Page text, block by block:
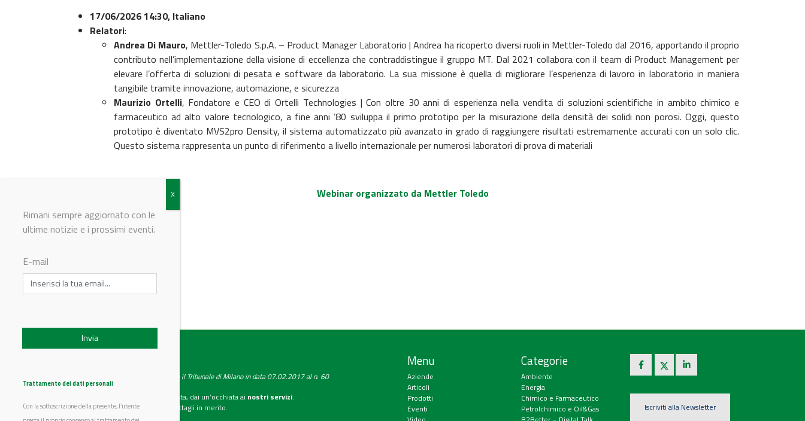
17/06/2026 14:30, Italiano
Relatori:
Andrea Di Mauro, Mettler-Toledo S.p.A. – Product Manager Laboratorio | Andrea ha ricoperto diversi ruoli in Mettler-Toledo dal 2016, apportando il proprio
contributo nell’implementazione della visione di eccellenza che contraddistingue il gruppo MT. Dal 2021 collabora con il team di Product Management per
elevare l’offerta di soluzioni di pesata e software da laboratorio. La sua missione è quella di migliorare l’esperienza di lavoro in laboratorio in maniera
tangibile tramite innovazione, automazione, e sicurezza
Maurizio Ortelli, Fondatore e CEO di Ortelli Technologies | Con oltre 30 anni di esperienza nella vendita di soluzioni scientifiche in ambito chimico e
farmaceutico ad alto valore tecnologico, a fine anni ’80 sviluppa il primo prototipo per la misurazione della densità dei solidi non porosi. Oggi, questo
prototipo è diventato MVS2pro Density, il sistema automatizzato più avanzato in grado di raggiungere risultati estremamente accurati con un solo clic.
Questo sistema rappresenta un punto di riferimento a livello internazionale per numerosi laboratori di prova di materiali
Webinar organizzato da Mettler Toledo
© Riproduzione riservata
Testata giornalistica registrata presso il Tribunale di Milano in data 07.02.2017 al n. 60
Se vuoi diventare nostro inserzionista, dai un’occhiata ai nostri servizi.
Scarica il mediakitper maggiori dettagli in merito.
Menu
Aziende
Articoli
Prodotti
Eventi
Categorie
Ambiente
Energia
Chimico e Farmaceutico
Petrolchimico e Oil&Gas
Iscriviti alla Newsletter
Rimani sempre aggiornato con le
ultime notizie e i prossimi eventi.
E-mail
Trattamento dei dati personali
Con la sottoscrizione della presente, l’utente